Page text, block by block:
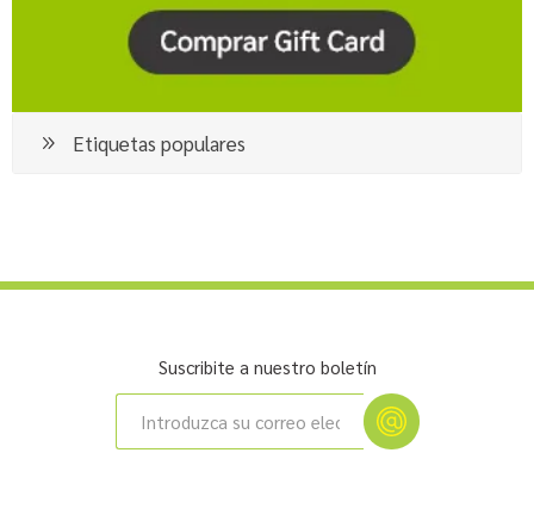
Etiquetas populares
Suscribite a nuestro boletín